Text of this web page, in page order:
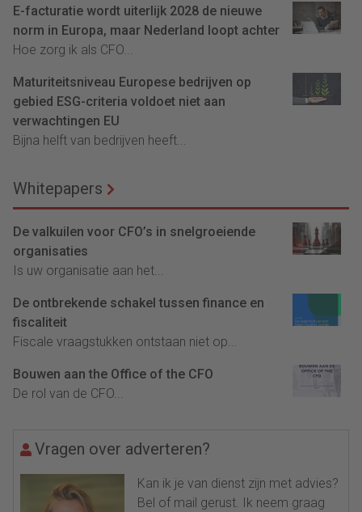
E-facturatie wordt uiterlijk 2028 de nieuwe
norm in Europa, maar Nederland loopt achter
Hoe zorg ik als CFO...
Maturiteitsniveau Europese bedrijven op
gebied ESG-criteria voldoet niet aan
verwachtingen EU
Bijna helft van bedrijven heeft...
Whitepapers
De valkuilen voor CFO’s in snelgroeiende
organisaties
Is uw organisatie aan het...
De ontbrekende schakel tussen finance en
fiscaliteit
Fiscale vraagstukken ontstaan niet op...
Bouwen aan the Office of the CFO
De rol van de CFO...
Vragen over adverteren?
Kan ik je van dienst zijn met advies?
Bel of mail gerust. Ik neem graag